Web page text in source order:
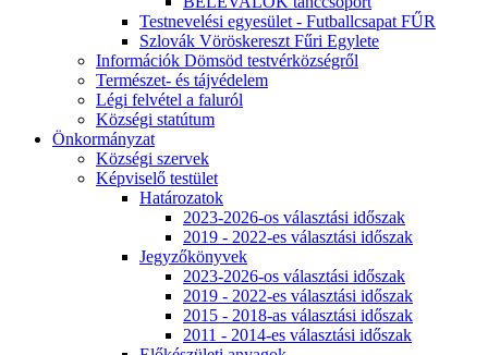
Testnevelési egyesület - Futballcsapat FŰR
Szlovák Vöröskereszt Fűri Egylete
Információk Dömsöd testvérközségről
Természet- és tájvédelem
Légi felvétel a faluról
Községi statútum
Önkormányzat
Községi szervek
Képviselő testület
Határozatok
2023-2026-os választási időszak
2019 - 2022-es választási időszak
Jegyzőkönyvek
2023-2026-os választási időszak
2019 - 2022-es választási időszak
2015 - 2018-as választási időszak
2011 - 2014-es választási időszak